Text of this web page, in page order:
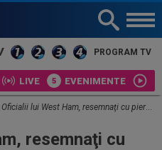
PROGRAM TV
LIVE EVENIMENTE
Oficialii lui West Ham, resemnaţi cu pierderea lui Payet, în cazul unei oferte de la Real sau Barça
resemnaţi cu